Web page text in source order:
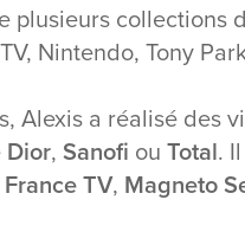
plusieurs collections
Nintendo, Tony
Alexis a réalisé des
Dior, Sanofi ou Total.
France TV, Magneto